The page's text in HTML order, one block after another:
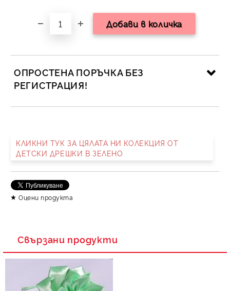
ОПРОСТЕНА ПОРЪЧКА БЕЗ
РЕГИСТРАЦИЯ!
Ние ще се свържем с вас в рамките на работния ден.
КЛИКНИ ТУК ЗА ЦЯЛАТА НИ КОЛЕКЦИЯ ОТ
ДЕТСКИ ДРЕШКИ В ЗЕЛЕНО
Оцени продукта
Свързани продукти